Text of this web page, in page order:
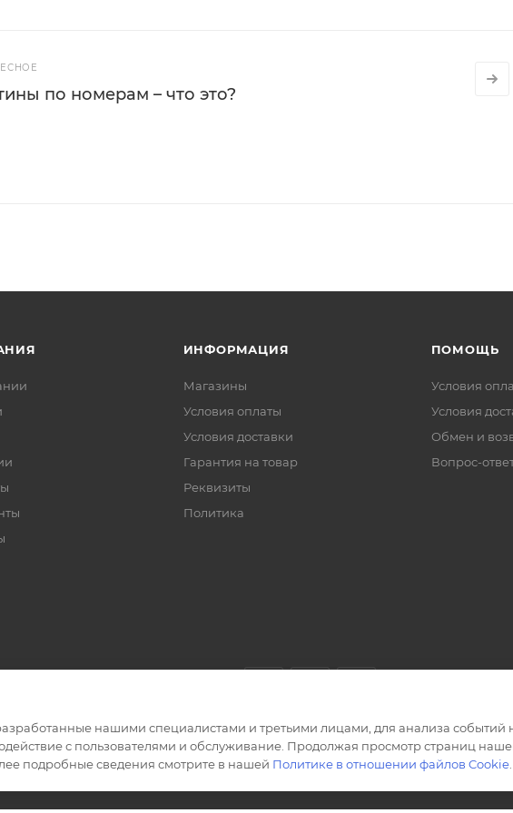
по номерам – что это?
ИНФОРМАЦИЯ
Магазины
Условия оплаты
Условия доставки
Гарантия на товар
Реквизиты
Политика
ПОМОЩЬ
Условия
Условия
Обмен и
Вопрос-
нашими специалистами и третьими лицами, для анализа событий
с пользователями и обслуживание. Продолжая просмотр страниц
подробные сведения смотрите в нашей Политике в отношении файлов Cookie